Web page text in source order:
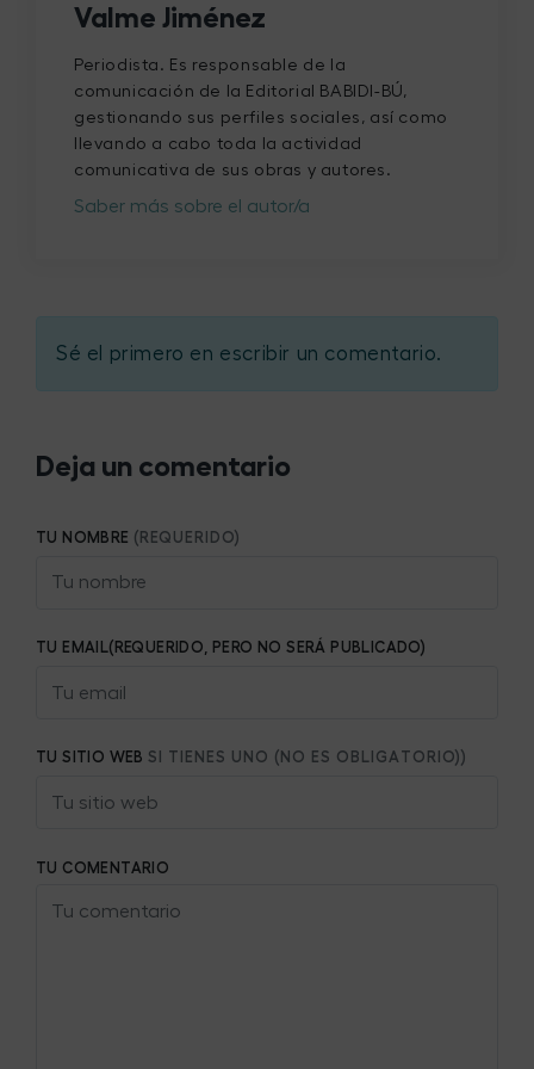
Valme Jiménez
Periodista. Es responsable de la
comunicación de la Editorial BABIDI-BÚ,
gestionando sus perfiles sociales, así como
llevando a cabo toda la actividad
comunicativa de sus obras y autores.
Saber más sobre el autor/a
Sé el primero en escribir un comentario.
Deja un comentario
TU NOMBRE (REQUERIDO)
TU EMAIL(REQUERIDO, PERO NO SERÁ PUBLICADO)
TU SITIO WEB SI TIENES UNO (NO ES OBLIGATORIO))
TU COMENTARIO